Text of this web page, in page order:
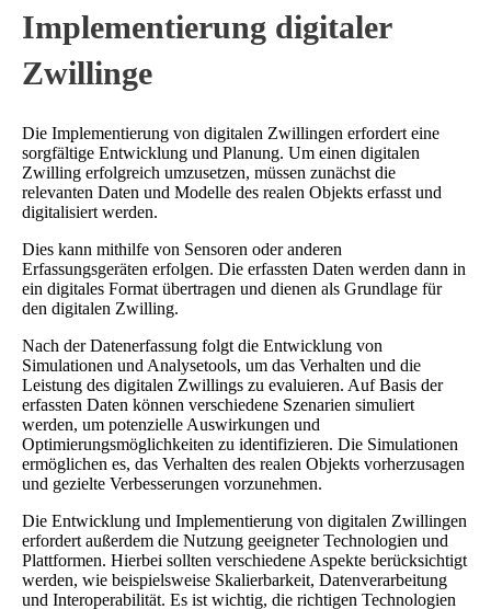
Implementierung digitaler
Zwillinge
Die Implementierung von digitalen Zwillingen erfordert eine
sorgfältige Entwicklung und Planung. Um einen digitalen
Zwilling erfolgreich umzusetzen, müssen zunächst die
relevanten Daten und Modelle des realen Objekts erfasst und
digitalisiert werden.
Dies kann mithilfe von Sensoren oder anderen
Erfassungsgeräten erfolgen. Die erfassten Daten werden dann in
ein digitales Format übertragen und dienen als Grundlage für
den digitalen Zwilling.
Nach der Datenerfassung folgt die Entwicklung von
Simulationen und Analysetools, um das Verhalten und die
Leistung des digitalen Zwillings zu evaluieren. Auf Basis der
erfassten Daten können verschiedene Szenarien simuliert
werden, um potenzielle Auswirkungen und
Optimierungsmöglichkeiten zu identifizieren. Die Simulationen
ermöglichen es, das Verhalten des realen Objekts vorherzusagen
und gezielte Verbesserungen vorzunehmen.
Die Entwicklung und Implementierung von digitalen Zwillingen
erfordert außerdem die Nutzung geeigneter Technologien und
Plattformen. Hierbei sollten verschiedene Aspekte berücksichtigt
werden, wie beispielsweise Skalierbarkeit, Datenverarbeitung
und Interoperabilität. Es ist wichtig, die richtigen Technologien